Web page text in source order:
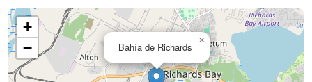
Bahía de Richards
×
+
−